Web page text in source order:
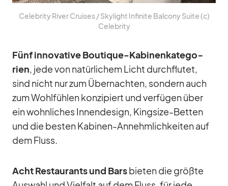
Ce­le­brity Ri­ver Crui­ses /​ Sky­light In­fi­nite Bal­c­ony Suite (c)
Ce­le­brity
Fünf in­no­va­tive Bou­tique-Ka­bi­nen­ka­te­go­
rien, jede von na­tür­li­chem Licht durch­flu­tet,
sind nicht nur zum Über­nach­ten, son­dern auch
zum Wohl­füh­len kon­zi­piert und ver­fü­gen über
ein wohn­li­ches In­nen­de­sign, King­size-Bet­ten
und die bes­ten Ka­bi­nen-An­nehm­lich­kei­ten auf
dem Fluss.
Acht Re­stau­rants und Barsbie­ten die größte